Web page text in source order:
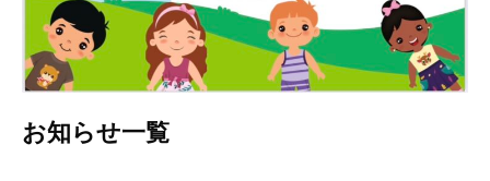
お知らせ一覧